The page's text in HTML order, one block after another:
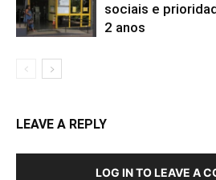
sociais e
2 anos
LEAVE A REPLY
LOG IN TO LEAVE A